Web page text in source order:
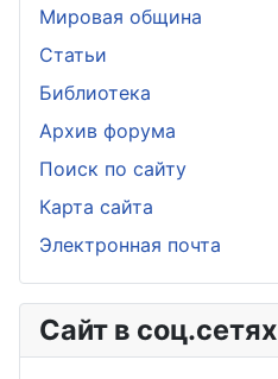
Мировая община
Статьи
Библиотека
Архив форума
Поиск по сайту
Карта сайта
Электронная почта
Сайт в соц.сетях